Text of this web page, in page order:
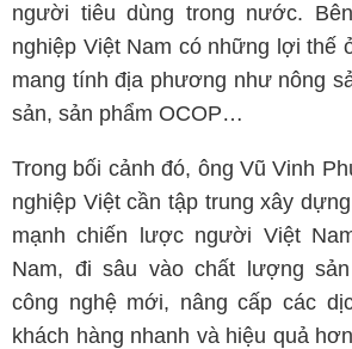
người tiêu dùng trong nước.
nghiệp Việt Nam có những lợi thế
mang tính địa phương như nông
sản, sản phẩm OCOP…
Trong bối cảnh đó, ông Vũ Vinh
nghiệp Việt cần tập trung xây
mạnh chiến lược người Việt
Nam, đi sâu vào chất lượng
công nghệ mới, nâng cấp các
khách hàng nhanh và hiệu quả